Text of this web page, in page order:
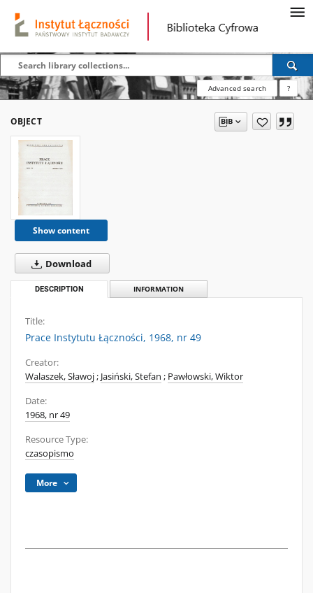
Advanced search ?
OBJECT
Show content
Download
DESCRIPTION INFORMATION
Title:
Prace Instytutu Łączności, 1968, nr 49
Creator:
Walaszek, Sławoj; Jasiński, Stefan ; Pawłowski, Wiktor
Date:
1968, nr 49
Resource Type:
czasopismo
More